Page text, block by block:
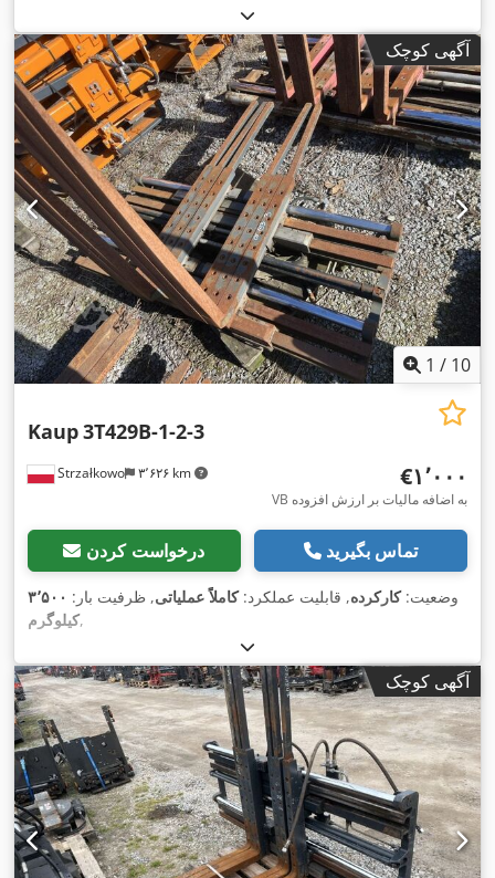
آگهی کوچک
1 / 10
Strzałkowo ۳٬۶۲۶ km
Kaup3T429B-1-2-3
‎€۱٬۰۰۰
VB به اضافه مالیات بر ارزش افزوده
درخواست کردن تماس بگیرید
وضعیت:کارکرده, قابلیت عملکرد:کاملاً عملیاتی, ظرفیت بار: ۳٬۵۰۰
کیلوگرم,
آگهی کوچک